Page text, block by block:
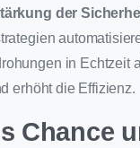
der
in Echtzeit
erhöht die Effizienz.
Chance